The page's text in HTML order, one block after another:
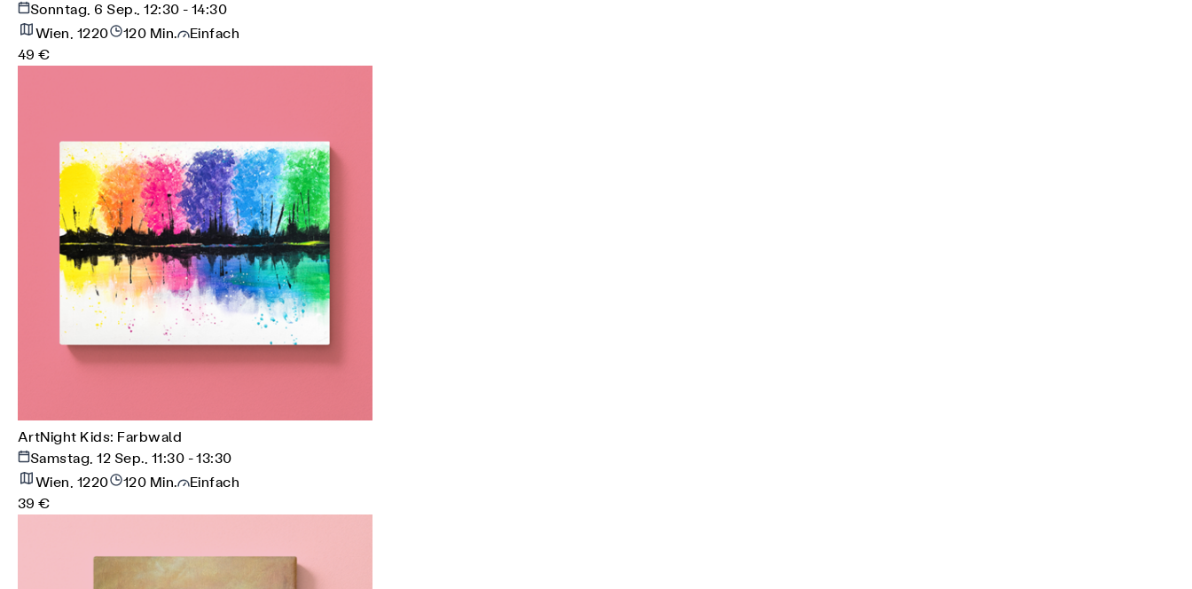
Sonntag, 6 Sep., 12:30 - 14:30
Wien, 1220
120 Min.
Einfach
49 €
ArtNight Kids: Farbwald
Samstag, 12 Sep., 11:30 - 13:30
Wien, 1220
120 Min.
Einfach
39 €